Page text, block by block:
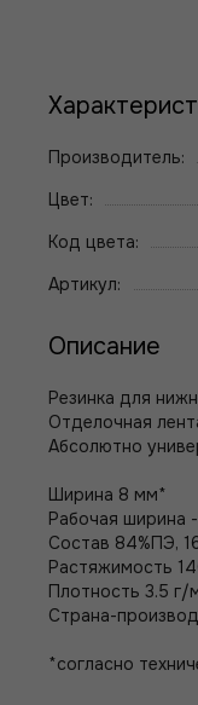
Производитель:
Цвет:
Код цвета:
Артикул:
Описание
Резинка для
Отделочная
Абсолютно
Ширина 8 мм*
Рабочая ширина
Состав 84%ПЭ,
Растяжимость
Плотность 3.5 г/
Страна-
*согласно